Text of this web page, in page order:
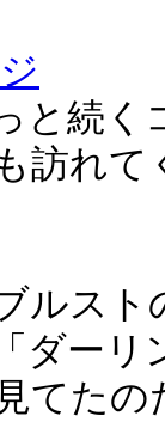
と続く
訪れ
ルス
ダー
てたの